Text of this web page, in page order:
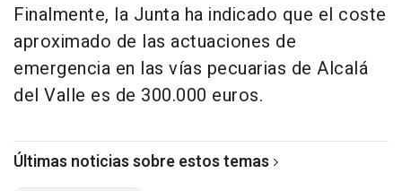
Finalmente, la Junta ha indicado que el coste
aproximado de las actuaciones de
emergencia en las vías pecuarias de Alcalá
del Valle es de 300.000 euros.
Últimas noticias sobre estos temas